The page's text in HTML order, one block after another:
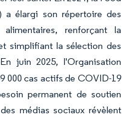
a élargi son répertoire des
renforçant la
simplifiant la sélection des
juin 2025, l'Organisation
000 cas actifs de COVID-19
permanent de soutien
médias sociaux révèlent